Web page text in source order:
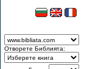
Отворете Библията: